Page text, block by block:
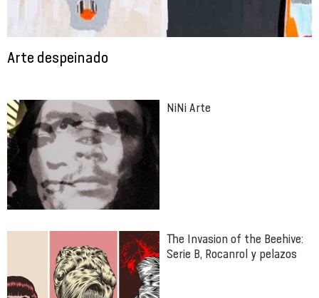
Arte despeinado
NiNi Arte
The Invasion of the Beehive:
Serie B, Rocanrol y pelazos